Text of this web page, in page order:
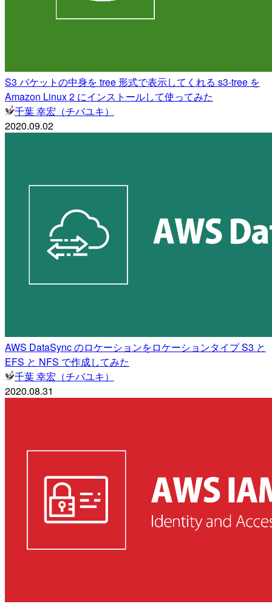
S3 バケットの中身を tree 形式で表示してくれる s3-tree を
Amazon Linux 2 にインストールして使ってみた
千葉 幸宏（チバユキ）
2020.09.02
AWS DataSync のロケーションをロケーションタイプ S3 と
EFS と NFS で作成してみた
千葉 幸宏（チバユキ）
2020.08.31